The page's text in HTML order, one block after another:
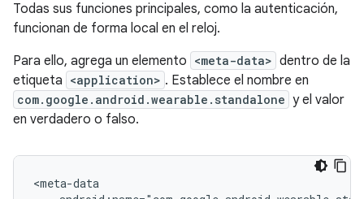
Todas sus funciones principales, como la autenticación,
funcionan de forma local en el reloj.
Para ello, agrega un elemento <meta-data> dentro de la
etiqueta <application> . Establece el nombre en
com.google.android.wearable.standalone y el valor
en verdadero o falso.